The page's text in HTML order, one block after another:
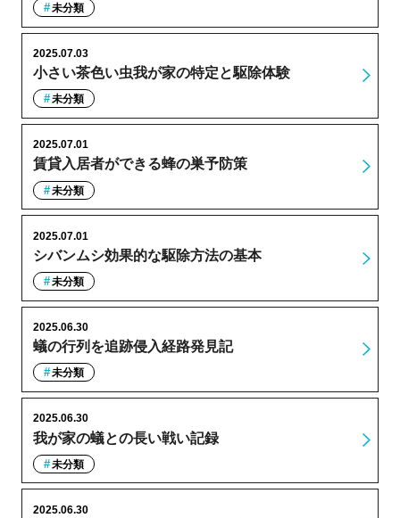
未分類
小さい茶色い虫我が家の特定と駆除体験
2025.07.03
未分類
賃貸入居者ができる蜂の巣予防策
2025.07.01
未分類
シバンムシ効果的な駆除方法の基本
2025.07.01
未分類
蟻の行列を追跡侵入経路発見記
2025.06.30
未分類
我が家の蟻との長い戦い記録
2025.06.30
未分類
2025.06.30